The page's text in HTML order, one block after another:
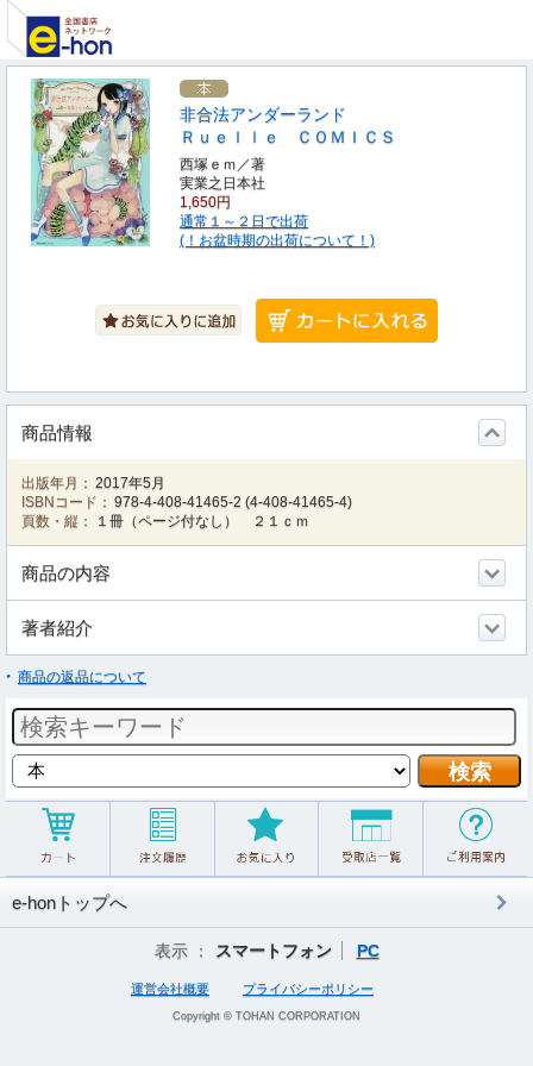
非合法アンダーランド
Ｒｕｅｌｌｅ ＣＯＭＩＣＳ
西塚ｅｍ／著
実業之日本社
1,650円
通常１～２日で出荷
(！お盆時期の出荷について！)
商品情報
出版年月： 2017年5月
ISBNコード： 978-4-408-41465-2 (4-408-41465-4)
頁数・縦：
１冊（ページ付なし） ２１ｃｍ
商品の内容
著者紹介
商品の返品について
e-honトップへ
表示 ： スマートフォン PC
運営会社概要 プライバシーポリシー
Copyright © TOHAN CORPORATION